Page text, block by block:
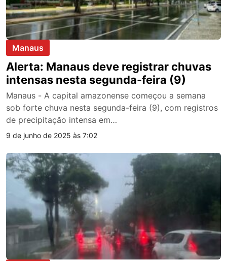
Manaus
Alerta: Manaus deve registrar chuvas
intensas nesta segunda-feira (9)
Manaus - A capital amazonense começou a semana
sob forte chuva nesta segunda-feira (9), com registros
de precipitação intensa em…
9 de junho de 2025 às 7:02